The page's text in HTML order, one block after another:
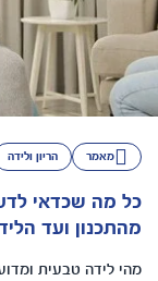
מאמר הריון ולידה
כל מה שכדאי
מהתכנון ועד
מהי לידה טבעית